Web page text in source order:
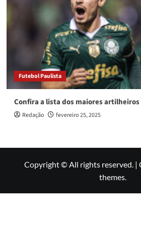
Futebol Paulista
Confira a lista dos maiores
Redação fevereiro 25, 2025
Copyright © All rights reserved. |
themes.